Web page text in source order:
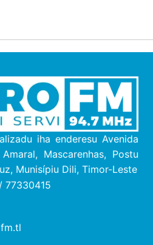
iha enderesu Avenida
Mascarenhas, Postu
Munisípiu Dili, Timor-Leste
77330415